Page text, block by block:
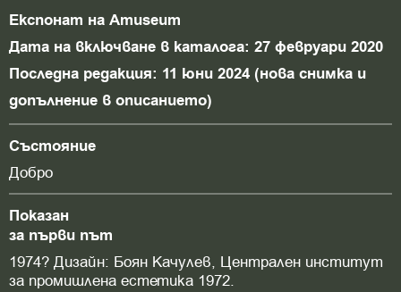
Експонат на Amuseum
Дата на включване в каталога: 27 февруари 2020
Последна редакция: 11 юни 2024 (нова снимка и
допълнение в описанието)
Състояние
Добро
Показан
за първи път
1974? Дизайн: Боян Качулев, Централен институт
за промишлена естетика 1972.